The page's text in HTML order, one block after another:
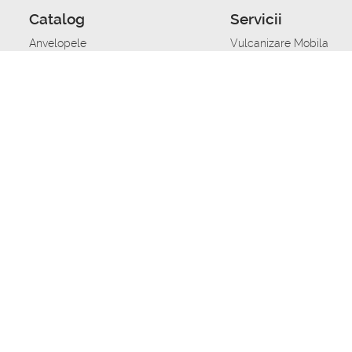
Catalog
Anvelopele
Servicii
Vulcanizare Mobila